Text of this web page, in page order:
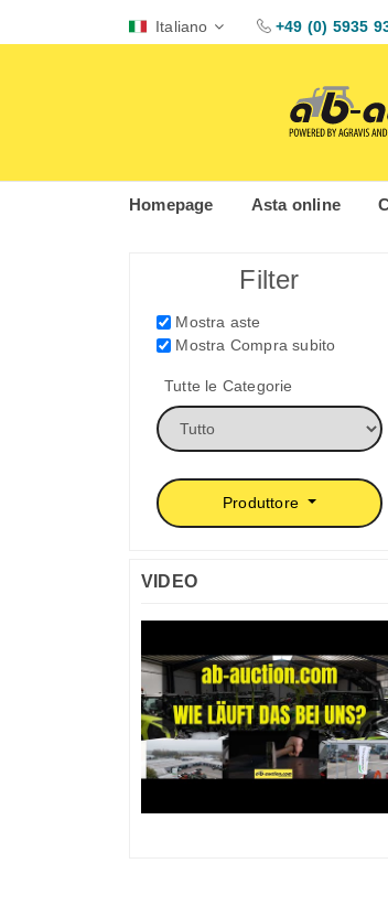
Italiano +49 (0) 5935
Homepage Asta online
Filter
Mostra aste
Mostra Compra subito
Tutte le Categorie
Produttore
VIDEO